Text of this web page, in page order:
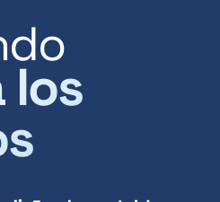
los